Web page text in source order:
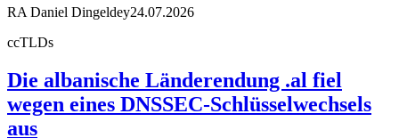
RA Daniel Dingeldey24.07.2026
ccTLDs
Die albanische Länderendung .al fiel
wegen eines DNSSEC-Schlüsselwechsels
aus